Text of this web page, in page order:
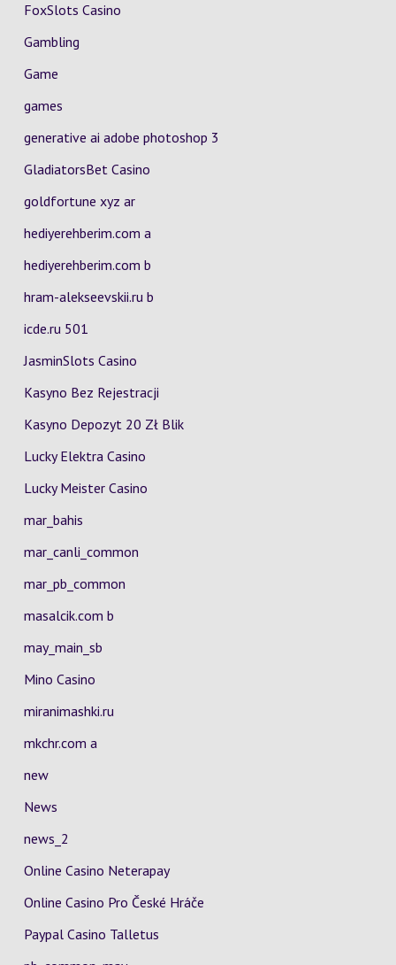
FoxSlots Casino
Gambling
Game
games
generative ai adobe photoshop 3
GladiatorsBet Casino
goldfortune xyz ar
hediyerehberim.com a
hediyerehberim.com b
hram-alekseevskii.ru b
icde.ru 501
JasminSlots Casino
Kasyno Bez Rejestracji
Kasyno Depozyt 20 Zł Blik
Lucky Elektra Casino
Lucky Meister Casino
mar_bahis
mar_canli_common
mar_pb_common
masalcik.com b
may_main_sb
Mino Casino
miranimashki.ru
mkchr.com a
new
News
news_2
Online Casino Neterapay
Online Casino Pro České Hráče
Paypal Casino Talletus